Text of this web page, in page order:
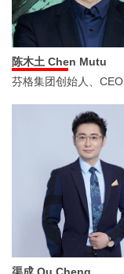
陈木土 Chen Mutu
芬格集团创始人、CEO
渠成 Qu Cheng